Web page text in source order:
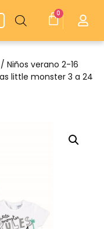
0
/ Niños verano 2-16
little monster 3 a 24